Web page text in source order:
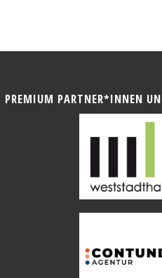
PREMIUM PARTNER*INNEN